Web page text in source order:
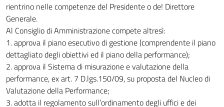
rientrino nelle competenze del Presidente o de! Direttore
Generale.
Al Consiglio di Amministrazione compete altresì:
1. approva il piano esecutivo di gestione (comprendente il piano
dettagliato degli obiettivi ed il piano della performance);
2. approva il Sistema di misurazione e valutazione della
performance, ex art. 7 D.lgs.150/09, su proposta del Nucleo di
Valutazione della Performance;
3. adotta il regolamento sull’ordinamento degli uffici e dei